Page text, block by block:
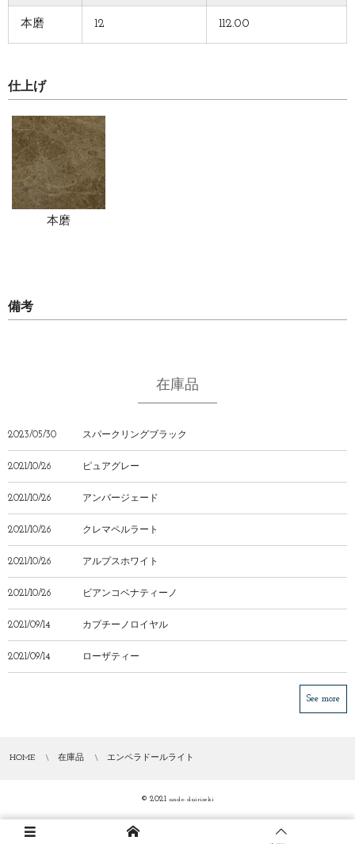
本磨 12 112.00
仕上げ
本磨
備考
在庫品
2023/05/30 スパークリングブラック
2021/10/26 ピュアグレー
2021/10/26 アンバージェード
2021/10/26 クレマペルラート
2021/10/26 アルプスホワイト
2021/10/26 ビアンコベナティーノ
2021/09/14 カプチーノロイヤル
2021/09/14 ローザティー
See more
HOME 在庫品 エンペラドールライト
© 2021 ando dairiseki